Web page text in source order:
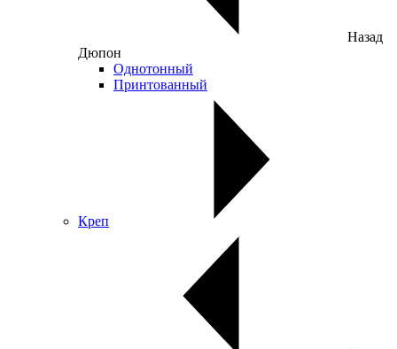
Назад
Дюпон
Однотонный
Принтованный
Креп